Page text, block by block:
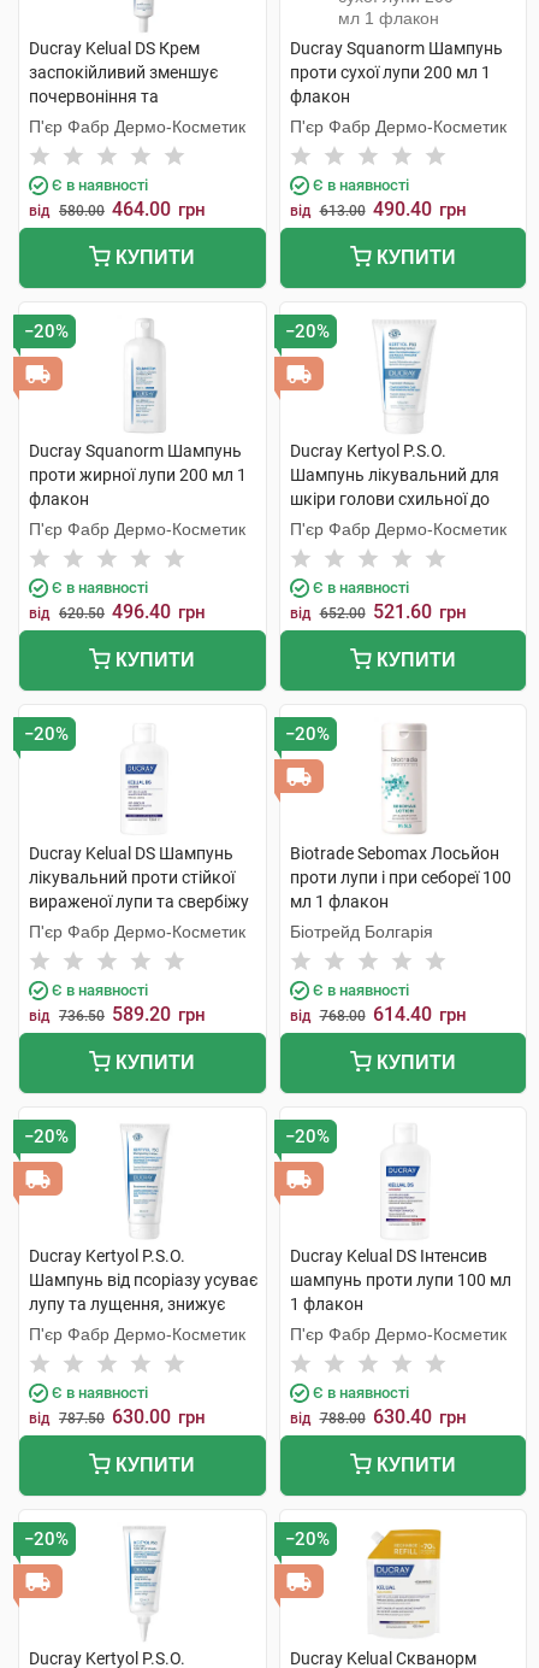
Ducray Kelual DS Крем
заспокійливий зменшує
почервоніння та
подразнення, усуває
лущення шкіри 40 мл 1 туба
П'єр Фабр Дермо-Косметик
Є в наявності
від 580.00 464.00 грн
КУПИТИ
Ducray Squanorm Шампунь
проти сухої лупи 200 мл 1
флакон
П'єр Фабр Дермо-Косметик
Є в наявності
від 613.00 490.40 грн
КУПИТИ
−20%
Ducray Squanorm Шампунь
проти жирної лупи 200 мл 1
флакон
П'єр Фабр Дермо-Косметик
Є в наявності
від 620.50 496.40 грн
КУПИТИ
−20%
Ducray Kertyol Р.S.О.
Шампунь лікувальний для
шкіри голови схильної до
псоріазу 125 мл 1 туба
П'єр Фабр Дермо-Косметик
Є в наявності
від 652.00 521.60 грн
КУПИТИ
−20%
Ducray Kelual DS Шампунь
лікувальний проти стійкої
вираженої лупи та свербіжу
100 мл 1 флакон
П'єр Фабр Дермо-Косметик
Є в наявності
від 736.50 589.20 грн
КУПИТИ
−20%
Biotrade Sebomax Лосьйон
проти лупи і при себореї 100
мл 1 флакон
Біотрейд Болгарія
Є в наявності
від 768.00 614.40 грн
КУПИТИ
−20%
Ducray Kertyol P.S.O.
Шампунь від псоріазу усуває
лупу та лущення, знижує
почервоніння 200 мл 1 туба
П'єр Фабр Дермо-Косметик
Є в наявності
від 787.50 630.00 грн
КУПИТИ
−20%
Ducray Kelual DS Інтенсив
шампунь проти лупи 100 мл
1 флакон
П'єр Фабр Дермо-Косметик
Є в наявності
від 788.00 630.40 грн
КУПИТИ
−20%
Ducray Kertyol Р.S.О.
−20%
Ducray Kelual Скванорм